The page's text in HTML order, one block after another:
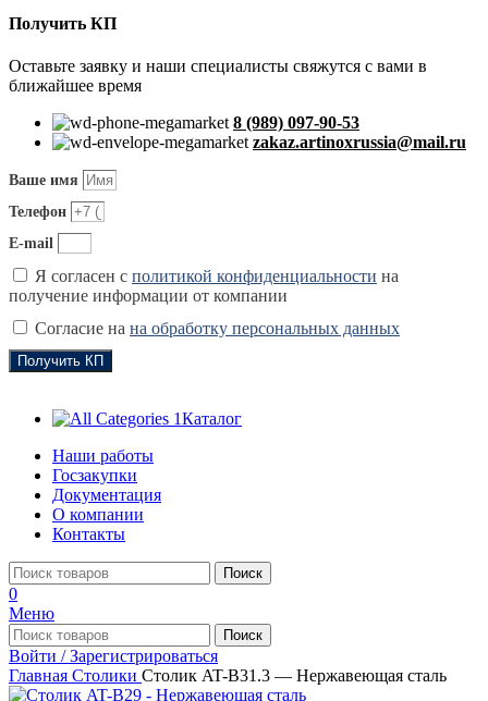
Получить КП
Оставьте заявку и наши специалисты свяжутся с вами в
ближайшее время
8 (989) 097-90-53
zakaz.artinoxrussia@mail.ru
Ваше имя
Телефон
E-mail
Я согласен с политикой конфиденциальности на
получение информации от компании
Согласие на на обработку персональных данных
Получить КП
Каталог
Наши работы
Госзакупки
Документация
О компании
Контакты
Поиск
0
Меню
Поиск
Войти / Зарегистрироваться
Главная Столики Столик AT-B31.3 — Нержавеющая сталь